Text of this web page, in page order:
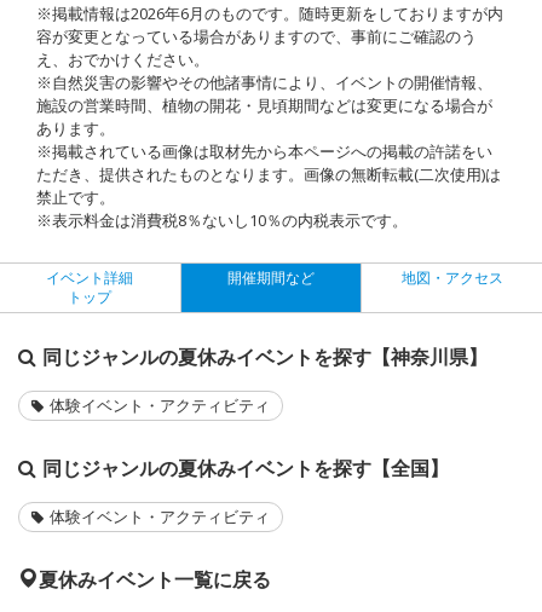
※掲載情報は2026年6月のものです。随時更新をしておりますが内
容が変更となっている場合がありますので、事前にご確認のう
え、おでかけください。
※自然災害の影響やその他諸事情により、イベントの開催情報、
施設の営業時間、植物の開花・見頃期間などは変更になる場合が
あります。
※掲載されている画像は取材先から本ページへの掲載の許諾をい
ただき、提供されたものとなります。画像の無断転載(二次使用)は
禁止です。
※表示料金は消費税8％ないし10％の内税表示です。
イベント詳細
トップ
開催期間など 地図・アクセス
同じジャンルの夏休みイベントを探す【神奈川県】
体験イベント・アクティビティ
同じジャンルの夏休みイベントを探す【全国】
体験イベント・アクティビティ
夏休みイベント一覧に戻る